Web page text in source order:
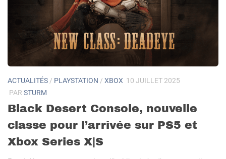
ACTUALITÉS / PLAYSTATION / XBOX 10 JUILLET 2025
PAR STURM
Black Desert Console, nouvelle
classe pour l’arrivée sur PS5 et
Xbox Series X|S